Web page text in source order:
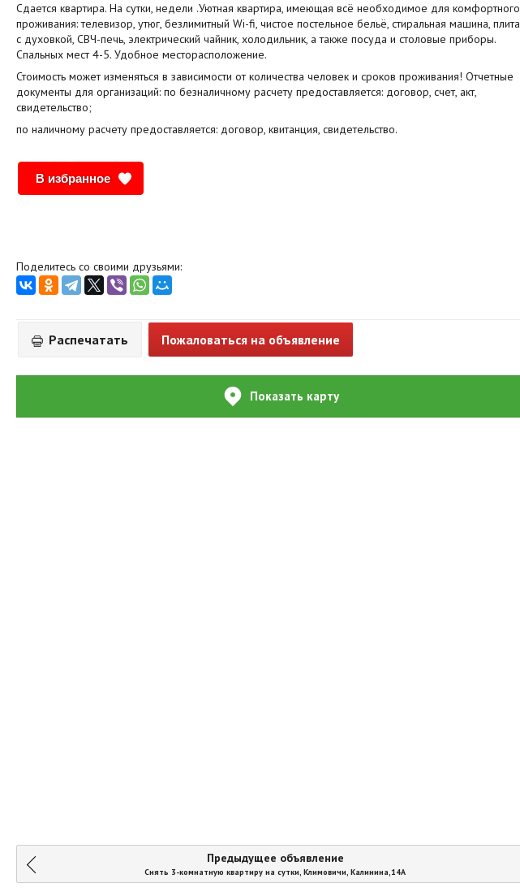
Сдается квартира. На сутки, недели .Уютная квартира, имеющая всё необходимое для комфортного
проживания: телевизор, утюг, безлимитный Wi-fi, чистое постельное бельё, стиральная машина, плита
с духовкой, СВЧ-печь, электрический чайник, холодильник, а также посуда и столовые приборы.
Спальных мест 4-5. Удобное месторасположение.
Стоимость может изменяться в зависимости от количества человек и сроков проживания! Отчетные
документы для организаций: по безналичному расчету предоставляется: договор, счет, акт,
свидетельство;
по наличному расчету предоставляется: договор, квитанция, свидетельство.
В избранное
Поделитесь со своими друзьями:
Распечатать Пожаловаться на объявление
Показать карту
Предыдущее объявление
Снять 3-комнатную квартиру на сутки, Климовичи, Калинина,14А